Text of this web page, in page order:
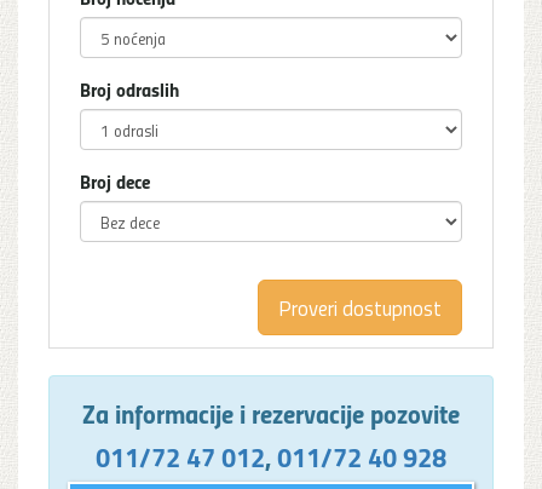
Broj odraslih
Broj dece
Za informacije i rezervacije pozovite
011/72 47 012,011/72 40 928